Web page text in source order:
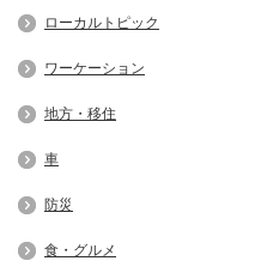
ローカルトピック
ワーケーション
地方・移住
車
防災
食・グルメ